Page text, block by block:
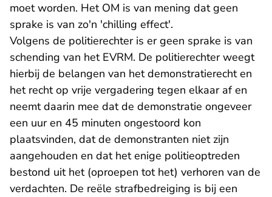
moet worden. Het OM is van mening dat geen
sprake is van zo'n 'chilling effect'.
Volgens de politierechter is er geen sprake is van
schending van het EVRM. De politierechter weegt
hierbij de belangen van het demonstratierecht en
het recht op vrije vergadering tegen elkaar af en
neemt daarin mee dat de demonstratie ongeveer
een uur en 45 minuten ongestoord kon
plaatsvinden, dat de demonstranten niet zijn
aangehouden en dat het enige politieoptreden
bestond uit het (oproepen tot het) verhoren van de
verdachten. De reële strafbedreiging is bij een